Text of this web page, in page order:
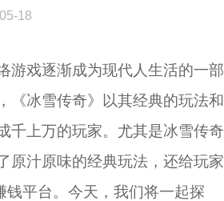
18
游戏逐渐成为现代人生活的一部
《冰雪传奇》以其经典的玩法和
千上万的玩家。尤其是冰雪传奇
原汁原味的经典玩法，还给玩家
钱平台。今天，我们将一起探